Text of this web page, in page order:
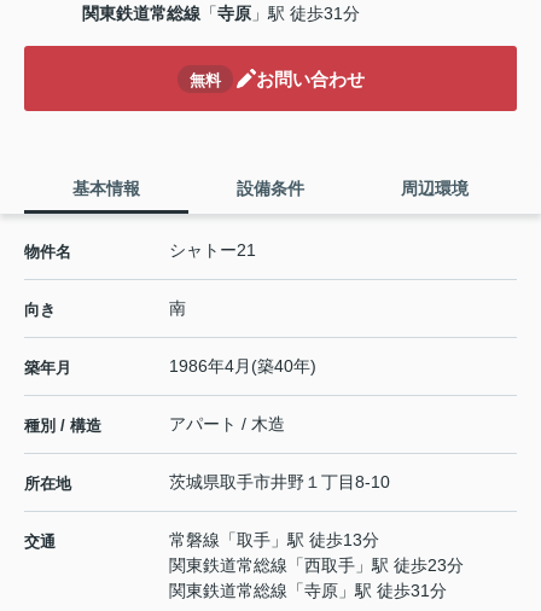
関東鉄道常総線 「寺原 」駅 徒歩31分
無料 お問い合わせ
基本情報 設備条件 周辺環境
物件名 シャトー21
向き 南
築年月 1986年4月(築40年)
種別 / 構造 アパート / 木造
所在地 茨城県取手市井野１丁目8-10
交通 常磐線 「取手 」駅 徒歩13分
関東鉄道常総線 「西取手 」駅 徒歩23分
関東鉄道常総線 「寺原 」駅 徒歩31分